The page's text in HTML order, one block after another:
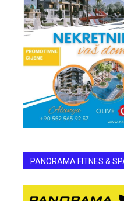
PANORAMA FITNES &